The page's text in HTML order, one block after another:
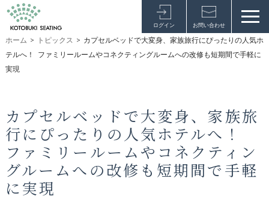
ログイン お問い合わせ
ホーム > トピックス > カプセルベッドで大変身、家族旅行にぴったりの人気ホ
テルへ！ ファミリールームやコネクティングルームへの改修も短期間で手軽に
実現
カプセルベッドで大変身、家族旅
行にぴったりの人気ホテルへ！
ファミリールームやコネクティン
グルームへの改修も短期間で手軽
に実現